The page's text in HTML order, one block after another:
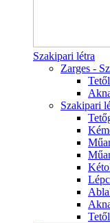
Szakipari létra
Zarges -
Szakipari